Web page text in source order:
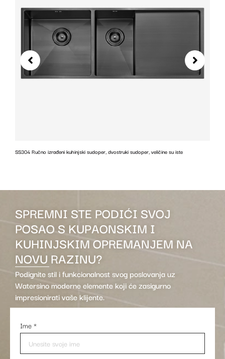
SS304 Ručno izrađeni kuhinjski sudoper, dvostruki sudoper, veličine su iste
SPREMNI STE PODIĆI SVOJ
POSAO S KUPAONSKIM I
KUHINJSKIM OPREMANJEM NA
NOVU RAZINU?
Podignite stil i funkcionalnost svog poslovanja uz
Watersino moderne elemente koji će zasigurno
impresionirati vaše klijente.
Ime*